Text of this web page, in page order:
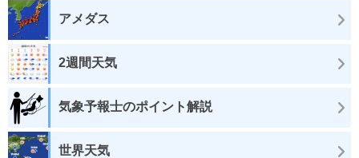
アメダス
2週間天気
気象予報士のポイント解説
世界天気